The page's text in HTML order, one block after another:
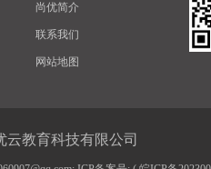
尚优简介
联系我们
网站地图
云教育科技有限公司